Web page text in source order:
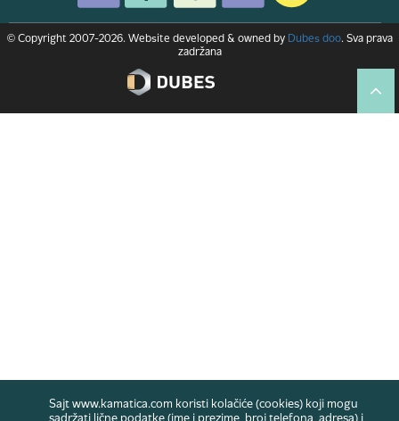
© Copyright 2007-2026. Website developed & owned by Dubes doo. Sva prava
zadržana
Sajt www.kamatica.com koristi kolačiće (cookies) koji mogu